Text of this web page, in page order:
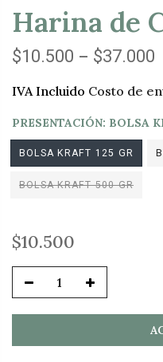
Harina de
$10.500 – $37.000
IVA Incluido Costo de
PRESENTACIÓN: BOLSA
BOLSA KRAFT 125 GR
BOLSA KRAFT 500 GR
$10.500